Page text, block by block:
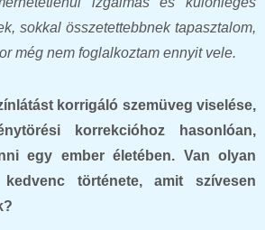
sokkal összetettebbnek tapasztalom,
még nem foglalkoztam ennyit vele.
korrigáló szemüveg viselése,
korrekcióhoz hasonlóan,
egy ember életében. Van olyan
története, amit szívesen